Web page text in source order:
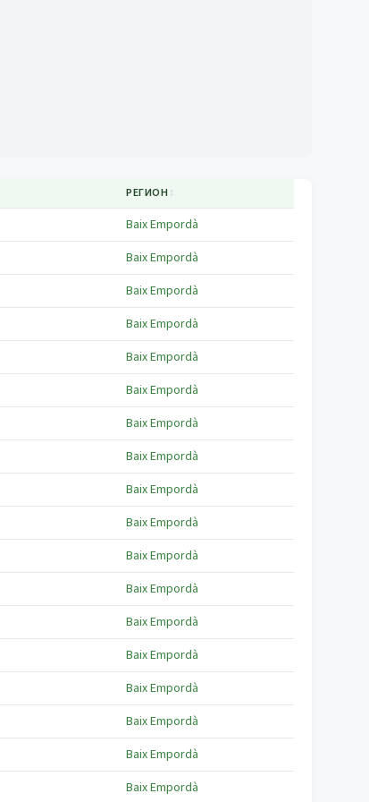
РЕГИОН ↕
Baix Empordà
Baix Empordà
Baix Empordà
Baix Empordà
Baix Empordà
Baix Empordà
Baix Empordà
Baix Empordà
Baix Empordà
Baix Empordà
Baix Empordà
Baix Empordà
Baix Empordà
Baix Empordà
Baix Empordà
Baix Empordà
Baix Empordà
Baix Empordà